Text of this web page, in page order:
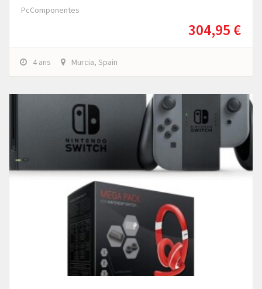
PcComponentes
304,95 €
4 ans Murcia, Spain